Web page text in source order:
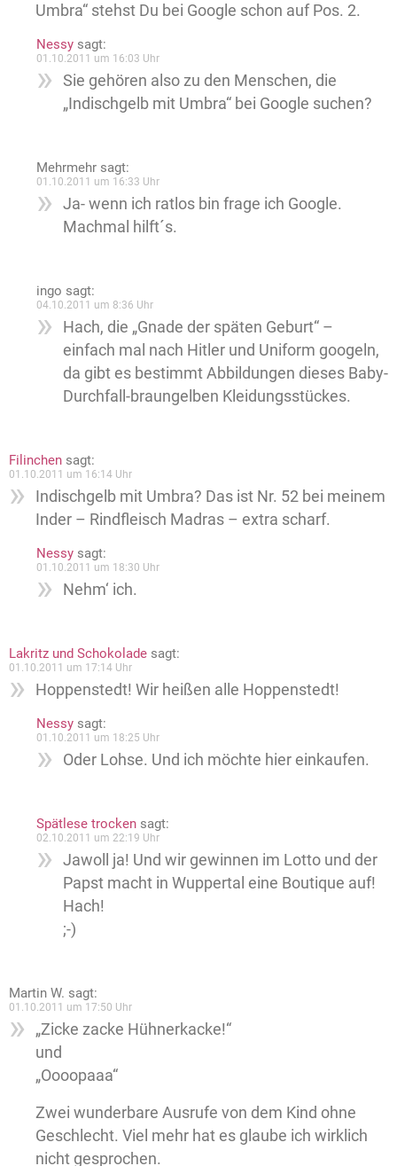
Umbra“ stehst Du bei Google schon auf Pos. 2.
Nessy sagt:
01.10.2011 um 16:03 Uhr
Sie gehören also zu den Menschen, die
„Indischgelb mit Umbra“ bei Google suchen?
Mehrmehr sagt:
01.10.2011 um 16:33 Uhr
Ja- wenn ich ratlos bin frage ich Google.
Machmal hilft´s.
ingo sagt:
04.10.2011 um 8:36 Uhr
Hach, die „Gnade der späten Geburt“ –
einfach mal nach Hitler und Uniform googeln,
da gibt es bestimmt Abbildungen dieses Baby-
Durchfall-braungelben Kleidungsstückes.
Filinchen sagt:
01.10.2011 um 16:14 Uhr
Indischgelb mit Umbra? Das ist Nr. 52 bei meinem
Inder – Rindfleisch Madras – extra scharf.
Nessy sagt:
01.10.2011 um 18:30 Uhr
Nehm‘ ich.
Lakritz und Schokolade sagt:
01.10.2011 um 17:14 Uhr
Hoppenstedt! Wir heißen alle Hoppenstedt!
Nessy sagt:
01.10.2011 um 18:25 Uhr
Oder Lohse. Und ich möchte hier einkaufen.
Spätlese trocken sagt:
02.10.2011 um 22:19 Uhr
Jawoll ja! Und wir gewinnen im Lotto und der
Papst macht in Wuppertal eine Boutique auf!
Hach!
;-)
Martin W. sagt:
01.10.2011 um 17:50 Uhr
„Zicke zacke Hühnerkacke!“
und
„Oooopaaa“
Zwei wunderbare Ausrufe von dem Kind ohne
Geschlecht. Viel mehr hat es glaube ich wirklich
nicht gesprochen.